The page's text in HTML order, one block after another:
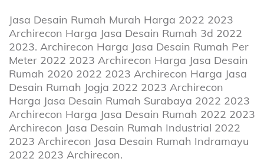
Jasa Desain Rumah Murah Harga 2022 2023
Archirecon Harga Jasa Desain Rumah 3d 2022
2023. Archirecon Harga Jasa Desain Rumah Per
Meter 2022 2023 Archirecon Harga Jasa Desain
Rumah 2020 2022 2023 Archirecon Harga Jasa
Desain Rumah Jogja 2022 2023 Archirecon
Harga Jasa Desain Rumah Surabaya 2022 2023
Archirecon Harga Jasa Desain Rumah 2022 2023
Archirecon Jasa Desain Rumah Industrial 2022
2023 Archirecon Jasa Desain Rumah Indramayu
2022 2023 Archirecon.